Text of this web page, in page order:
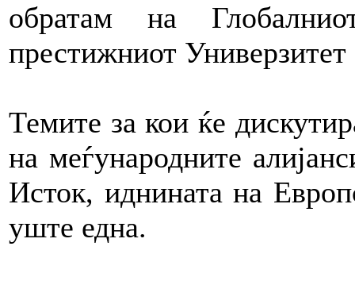
обратам на
престижниот
Темите за кои ќе
на меѓународните
Исток, иднината на
уште една.